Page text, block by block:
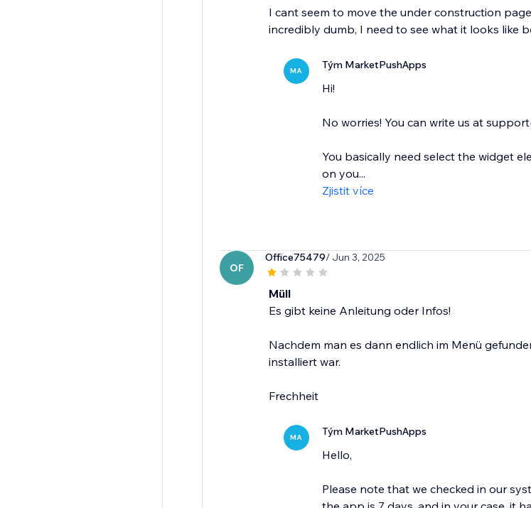
I cant seem to move the under construction
incredibly dumb, I need to see what it looks like
MA Tým MarketPushApps
Hi!
No worries! You can write us at
You basically need select the widget
on you...
Zjistit více
OF
Office75479/ Jun 3, 2025
Müll
Es gibt keine Anleitung oder Infos!
Nachdem man es dann endlich im Menü
installiert war.
Frechheit
MA Tým MarketPushApps
Hello,
Please note that we checked in our